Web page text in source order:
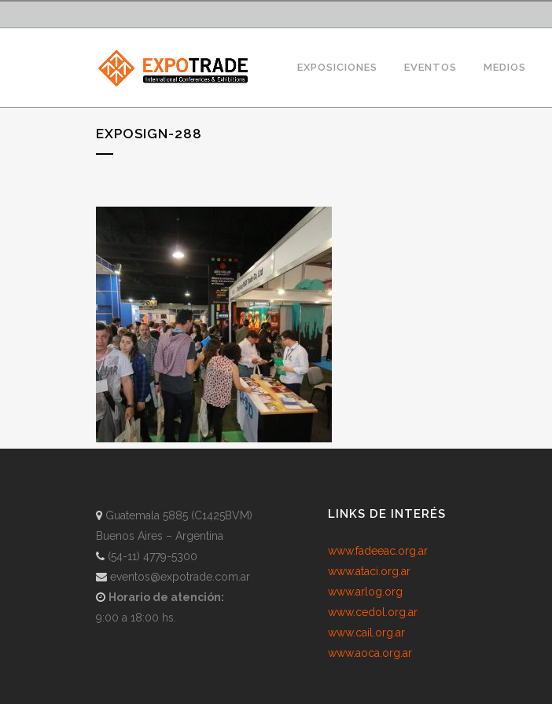
EXPOSICIONES EVENTOS MEDIOS
EXPOSIGN-288
Guatemala 5885 (C1425BVM)
Buenos Aires – Argentina
(54-11) 4779-5300
eventos@expotrade.com.ar
Horario de atención:
9:00 a 18:00 hs.
LINKS DE INTERÉS
www.fadeeac.org.ar
www.ataci.org.ar
www.arlog.org
www.cedol.org.ar
www.cail.org.ar
www.aoca.org.ar